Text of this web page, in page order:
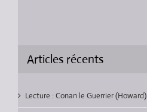
Articles récents
Lecture : Conan le Guerrier (Howard)